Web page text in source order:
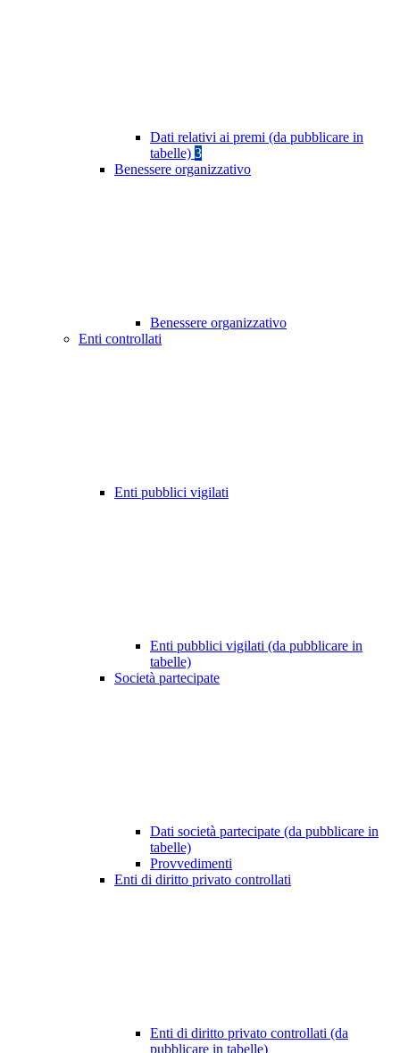
Dati relativi ai premi (da pubblicare in
tabelle) 3
Benessere organizzativo
Benessere organizzativo
Enti controllati
Enti pubblici vigilati
Enti pubblici vigilati (da pubblicare in
tabelle)
Società partecipate
Dati società partecipate (da pubblicare in
tabelle)
Provvedimenti
Enti di diritto privato controllati
Enti di diritto privato controllati (da
pubblicare in tabelle)